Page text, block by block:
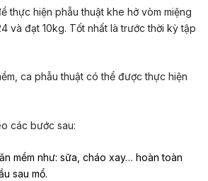
thực hiện phẫu thuật khe hở vòm miệng
và đạt 10kg. Tốt nhất là trước thời kỳ tập
ca phẫu thuật có thể được thực hiện
các bước sau:
mềm như: sữa, cháo xay… hoàn toàn
sau mổ.